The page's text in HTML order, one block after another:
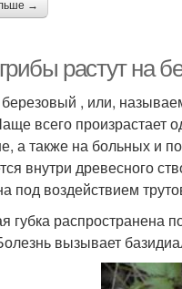
→
растут на
березовый , или,
всего
а также на больных и
внутри древесного
под воздействием
губка распространена
вызывает